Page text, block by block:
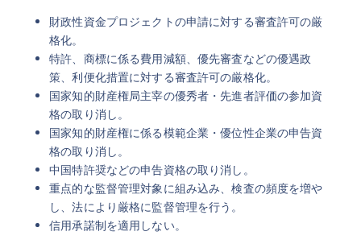
財政性資金プロジェクトの申請に対する審査許可の厳
格化。
特許、商標に係る費用減額、優先審査などの優遇政
策、利便化措置に対する審査許可の厳格化。
国家知的財産権局主宰の優秀者・先進者評価の参加資
格の取り消し。
国家知的財産権に係る模範企業・優位性企業の申告資
格の取り消し。
中国特許奨などの申告資格の取り消し。
重点的な監督管理対象に組み込み、検査の頻度を増や
し、法により厳格に監督管理を行う。
信用承諾制を適用しない。